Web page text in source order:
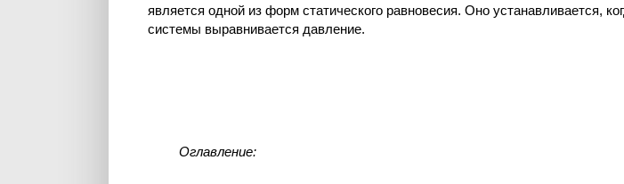
является одной из форм статического равновесия. Оно устанавливается,
системы выравнивается давление.
Оглавление: